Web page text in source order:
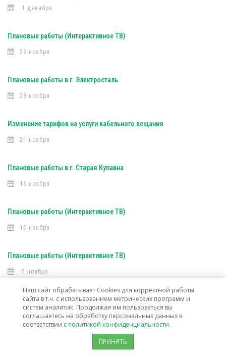
1 декабря
Плановые работы (Интерактивное ТВ)
29 ноября
Плановые работы в г. Электросталь
28 ноября
Изменение тарифов на услуги кабельного вещания
21 ноября
Плановые работы в г. Старая Купавна
16 ноября
Плановые работы (Интерактивное ТВ)
16 ноября
Плановые работы (Интерактивное ТВ)
7 ноября
Открыта техническая возможность подключения услуг связи в г. о.
Лосино-Петровский
Наш сайт обрабатывает Cookies для корректной работы
сайта в т.ч. с использованием метрических программ и
систем аналитик. Продолжая им пользоваться вы
соглашаетесь на обработку персональных данных в
соответствии с политикой конфиденциальности.
ПРИНЯТЬ